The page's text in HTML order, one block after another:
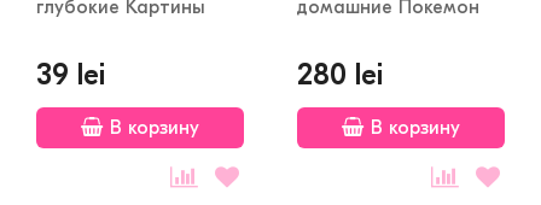
глубокие Картины
39 lei
В корзину
домашние Покемон
280 lei
В корзину